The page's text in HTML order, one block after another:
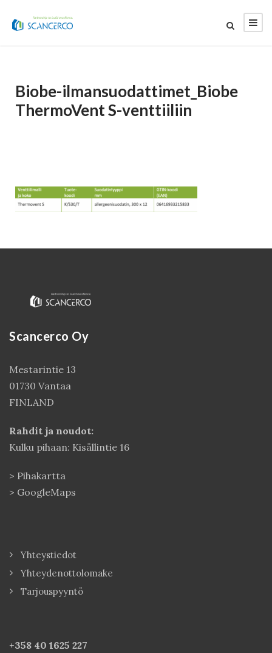
Biobe-ilmansuodattimet_Biobe
ThermoVent S-venttiiliin
Scancerco Oy
Mestarintie 13
01730 Vantaa
FINLAND
Rahdit ja noudot:
Kulku pihaan: Kisällintie 16
> Pihakartta
> GoogleMaps
Yhteystiedot
Yhteydenottolomake
Tarjouspyyntö
+358 40 1625 227